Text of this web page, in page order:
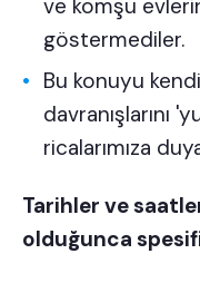
ve komşu
göstermediler.
Bu konuyu
davranışlarını
ricalarımıza
Tarihler ve
olduğunca